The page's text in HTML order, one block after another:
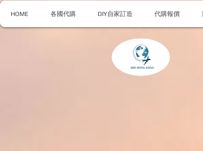
HOME 各國代購 DIY自家訂造 代購報價